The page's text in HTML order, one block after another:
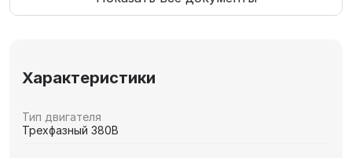
Характеристики
Тип двигателя
Трехфазный 380В